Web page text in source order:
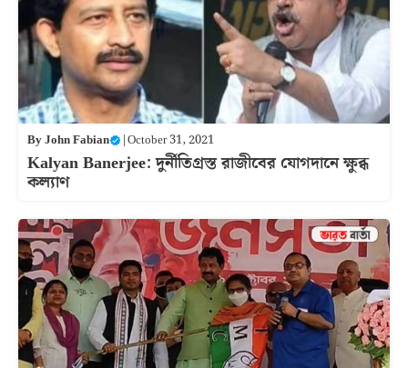
ByJohn Fabian |October 31, 2021
Kalyan Banerjee: দুর্নীতিগ্রস্ত রাজীবের যোগদানে ক্ষুব্ধ
কল্যাণ